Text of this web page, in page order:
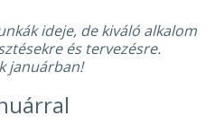
ideje, de kiváló alkalom
és tervezésre.
januárban!